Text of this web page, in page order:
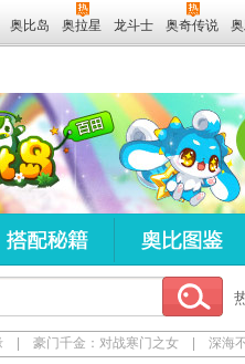
奥比岛 奥拉星 龙斗士 奥奇传说
豪门千金：对战寒门之女 深海